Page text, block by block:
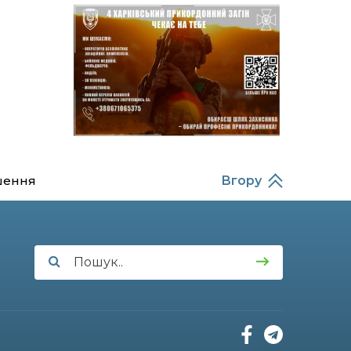
Балабаєнка (ВІДЕО)
08:46
23 лип
Командир гармати
Руслан Козирін: «Змінити
підрозділ чи бригаду –
навіть думки не було»
20:36
Нова кав’ярня в Сумах: як
родина військового з
Вгору